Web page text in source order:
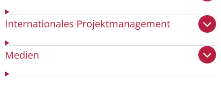
Internationales Projektmanagement
Medien